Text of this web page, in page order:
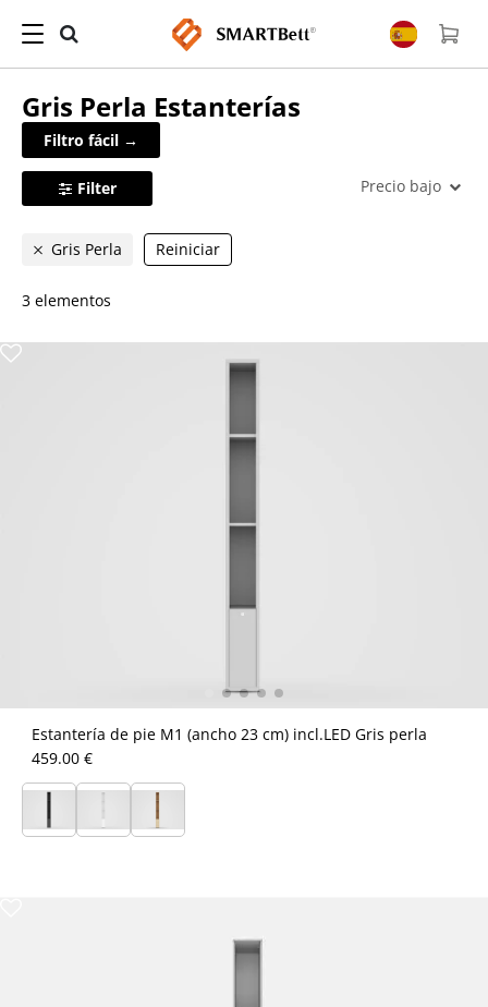
Gris Perla Estanterías
Filtro fácil →
Filter Precio bajo
Gris Perla Reiniciar
3 elementos
Estantería de pie M1 (ancho 23 cm) incl.LED Gris perla
459.00 €